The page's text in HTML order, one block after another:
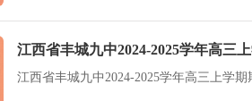
江西省丰城九中2024-2025学年高三
江西省丰城九中2024-2025学年高三上学